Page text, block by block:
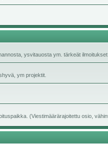
ysvitauosta ym. tärkeät ilmoitukset
ym projektit.
(Viestimäärärajoitettu osio,